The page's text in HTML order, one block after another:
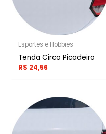
Esportes e Hobbies
Tenda Circo Picadeiro
R$ 24,56